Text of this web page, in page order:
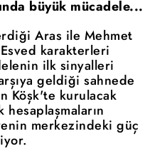
büyük mücadele...
Aras ile Mehmet
karakterleri
ilk sinyalleri
geldiği sahnede
Köşk'te kurulacak
merkezindeki güç